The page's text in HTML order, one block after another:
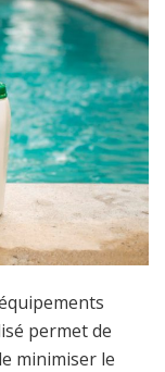
permet de
minimiser le